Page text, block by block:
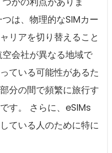
は、物理的なSIMカー
リアを切り替えること
会社が異なる地域で
ている可能性があるた
分の間で頻繁に旅行す
す。 さらに、eSIMs
ている人のために特に